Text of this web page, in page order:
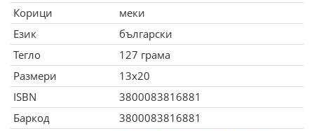
Корици
меки
Език
български
Тегло
127 грама
Размери
13x20
ISBN
3800083816881
Баркод
3800083816881